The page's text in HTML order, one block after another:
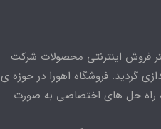
فروش اینترنتی محصولات شرکت
راه اندازی گردید. فروشگاه اهورا در حوزه ی
راه حل های اختصاصی به صورت